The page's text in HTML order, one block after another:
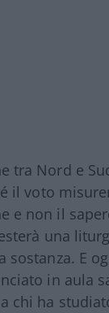
tra Nord e
il voto
e non il
una
sostanza. E
in aula
chi ha